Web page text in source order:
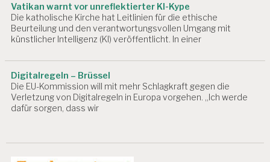
I
N
G
U
E
N
A
EI
Vatikan warnt vor unreflektierter KI-Kype
Die katholische Kirche hat Leitlinien für die ethische
Beurteilung und den verantwortungsvollen Umgang mit
künstlicher Intelligenz (KI) veröffentlicht. In einer
Digitalregeln – Brüssel
Die EU-Kommission will mit mehr Schlagkraft gegen die
Verletzung von Digitalregeln in Europa vorgehen. „Ich werde
dafür sorgen, dass wir